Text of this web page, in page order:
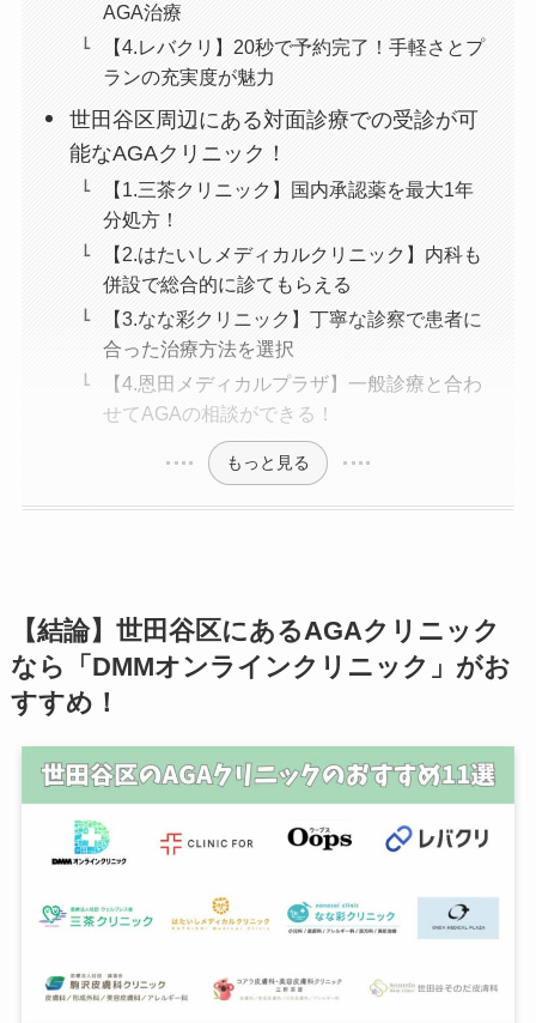
AGA治療
【4.レバクリ】20秒で予約完了！手軽さとプ
ランの充実度が魅力
世田谷区周辺にある対面診療での受診が可
能なAGAクリニック！
【1.三茶クリニック】国内承認薬を最大1年
分処方！
【2.はたいしメディカルクリニック】内科も
併設で総合的に診てもらえる
【3.なな彩クリニック】丁寧な診察で患者に
合った治療方法を選択
【4.恩田メディカルプラザ】一般診療と合わ
せてAGAの相談ができる！
もっと見る
【結論】世田谷区にあるAGAクリニック
なら「DMMオンラインクリニック」がお
すすめ！